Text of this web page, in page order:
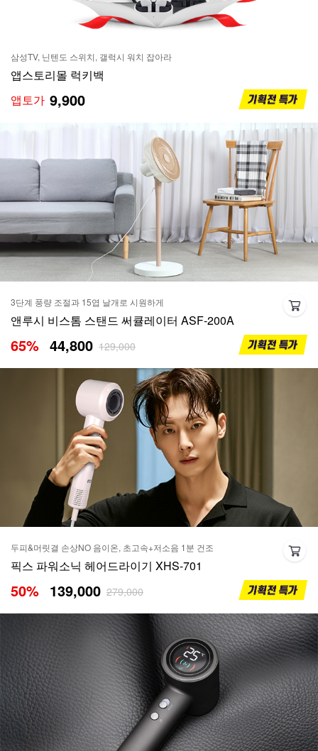
삼성TV, 닌텐도 스위치, 갤럭시 워치 잡아라
앱스토리몰 럭키백
앱토가 9,900
3단계 풍량 조절과 15엽 날개로 시원하게
앤루시 비스톰 스탠드 써큘레이터 ASF-200A
65% 44,800 129,000
두피&머릿결 손상NO 음이온, 초고속+저소음 1분 건조
픽스 파워소닉 헤어드라이기 XHS-701
50% 139,000 279,000